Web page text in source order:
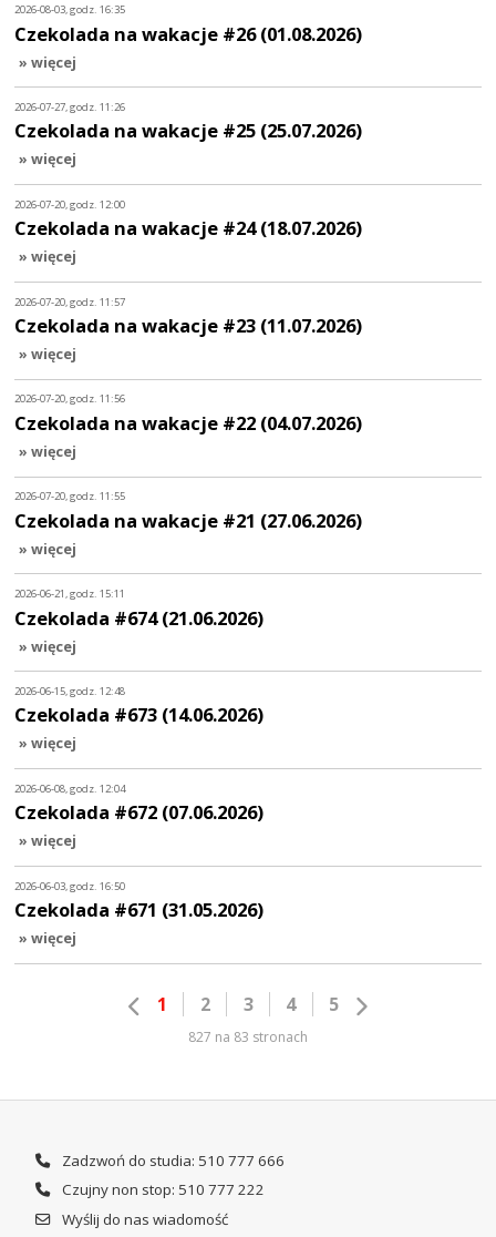
2026-08-03, godz. 16:35
Czekolada na wakacje #26 (01.08.2026)
» więcej
2026-07-27, godz. 11:26
Czekolada na wakacje #25 (25.07.2026)
» więcej
2026-07-20, godz. 12:00
Czekolada na wakacje #24 (18.07.2026)
» więcej
2026-07-20, godz. 11:57
Czekolada na wakacje #23 (11.07.2026)
» więcej
2026-07-20, godz. 11:56
Czekolada na wakacje #22 (04.07.2026)
» więcej
2026-07-20, godz. 11:55
Czekolada na wakacje #21 (27.06.2026)
» więcej
2026-06-21, godz. 15:11
Czekolada #674 (21.06.2026)
» więcej
2026-06-15, godz. 12:48
Czekolada #673 (14.06.2026)
» więcej
2026-06-08, godz. 12:04
Czekolada #672 (07.06.2026)
» więcej
2026-06-03, godz. 16:50
Czekolada #671 (31.05.2026)
» więcej
1 2 3 4 5
827 na 83 stronach
Zadzwoń do studia: 510 777 666
Czujny non stop: 510 777 222
Wyślij do nas wiadomość